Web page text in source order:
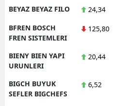
BEYAZ BEYAZ FILO 24,34
BFREN BOSCH
FREN SISTEMLERI
125,80
BIENY BIEN YAPI
URUNLERI
20,44
BIGCH BUYUK
SEFLER BIGCHEFS
6,52